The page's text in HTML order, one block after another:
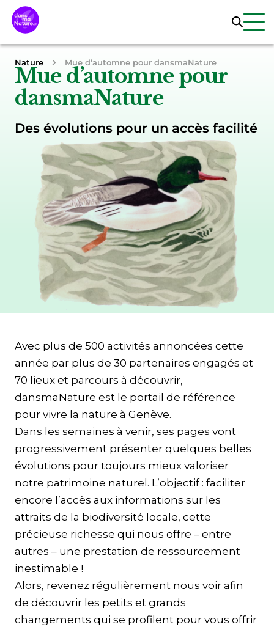
Nature Mue d’automne pour dansmaNature
Mue d’automne pour
dansmaNature
Des évolutions pour un accès facilité
Avec plus de 500 activités annoncées cette
année par plus de 30 partenaires engagés et
70 lieux et parcours à découvrir,
dansmaNature est le portail de référence
pour vivre la nature à Genève.
Dans les semaines à venir, ses pages vont
progressivement présenter quelques belles
évolutions pour toujours mieux valoriser
notre patrimoine naturel. L’objectif : faciliter
encore l’accès aux informations sur les
attraits de la biodiversité locale, cette
précieuse richesse qui nous offre – entre
autres – une prestation de ressourcement
inestimable !
Alors, revenez régulièrement nous voir afin
de découvrir les petits et grands
changements qui se profilent pour vous offrir